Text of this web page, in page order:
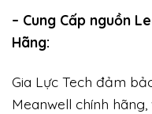
– Cung Cấp nguồn
Hãng:
Gia Lực Tech đảm
Meanwell chính